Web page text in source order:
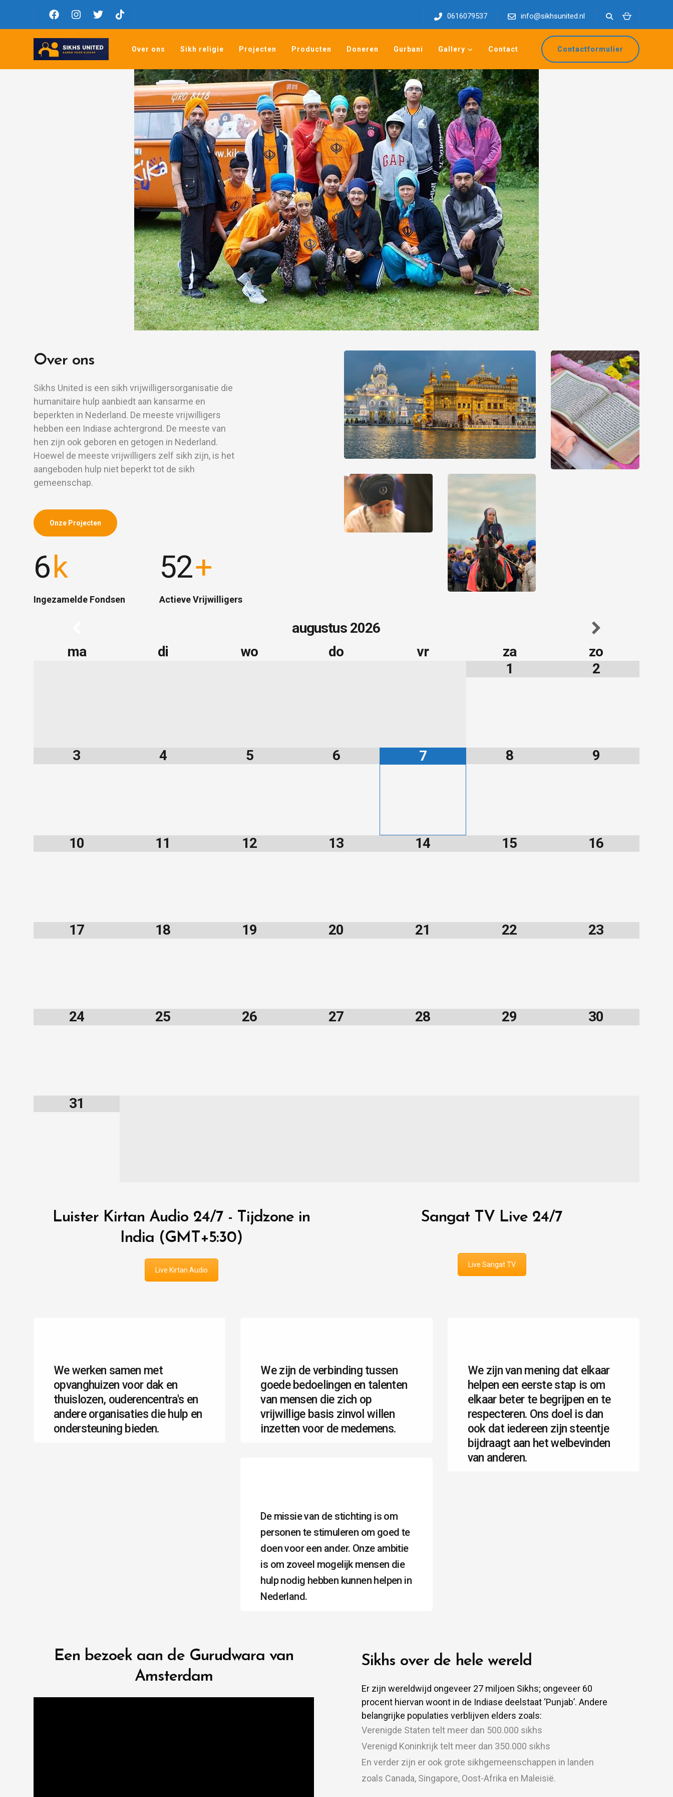
0616079537 info@sikhsunited.nl
Over ons Sikh religie Projecten Producten Doneren Gurbani Gallery Contact Contactformulier
Over ons
Sikhs United is een sikh vrijwilligersorganisatie die
humanitaire hulp aanbiedt aan kansarme en
beperkten in Nederland. De meeste vrijwilligers
hebben een Indiase achtergrond. De meeste van
hen zijn ook geboren en getogen in Nederland.
Hoewel de meeste vrijwilligers zelf sikh zijn, is het
aangeboden hulp niet beperkt tot de sikh
gemeenschap.
Onze Projecten
6k
Ingezamelde Fondsen
52+
Actieve Vrijwilligers
augustus 2026
ma
di wo do vr za
zo
1
2
3 4 5 6 7 8 9
10 11 12 13 14 15 16
17 18 19 20 21 22 23
24 25 26 27 28 29 30
31
Luister Kirtan Audio 24/7 - Tijdzone in
India (GMT+5:30)
Live Kirtan Audio
Sangat TV Live 24/7
Live Sangat TV
We werken samen met
opvanghuizen voor dak en
thuislozen, ouderencentra's en
andere organisaties die hulp en
ondersteuning bieden.
We zijn de verbinding tussen
goede bedoelingen en talenten
van mensen die zich op
vrijwillige basis zinvol willen
inzetten voor de medemens.
De missie van de stichting is om
personen te stimuleren om goed te
doen voor een ander. Onze ambitie
is om zoveel mogelijk mensen die
hulp nodig hebben kunnen helpen in
Nederland.
We zijn van mening dat elkaar
helpen een eerste stap is om
elkaar beter te begrijpen en te
respecteren. Ons doel is dan
ook dat iedereen zijn steentje
bijdraagt aan het welbevinden
van anderen.
Een bezoek aan de Gurudwara van
Amsterdam
Sikhs over de hele wereld
Er zijn wereldwijd ongeveer 27 miljoen Sikhs; ongeveer 60
procent hiervan woont in de Indiase deelstaat ‘Punjab’. Andere
belangrijke populaties verblijven elders zoals:
Verenigde Staten telt meer dan 500.000 sikhs
Verenigd Koninkrijk telt meer dan 350.000 sikhs
En verder zijn er ook grote sikhgemeenschappen in landen
zoals Canada, Singapore, Oost-Afrika en Maleisië.